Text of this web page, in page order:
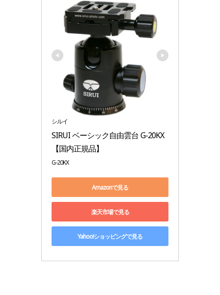
シルイ
SIRUI ベーシック自由雲台 G-20KX
【国内正規品】
G-20KX
Amazonで見る
楽天市場で見る
Yahoo!ショッピングで見る